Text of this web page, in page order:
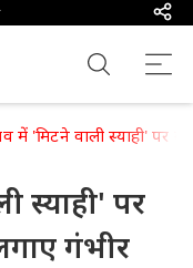
में 'मिटने वाली स्याही' पर
स्याही' पर
गंभीर